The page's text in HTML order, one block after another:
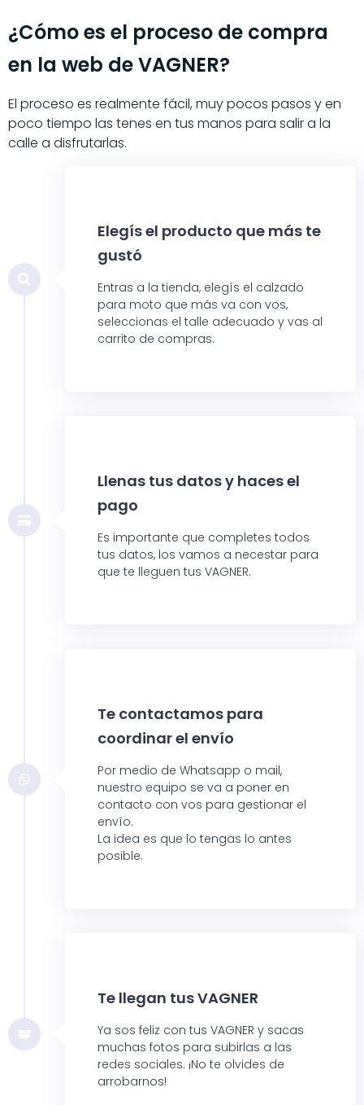
¿Cómo es el proceso de compra
en la web de VAGNER?​
El proceso es realmente fácil, muy pocos pasos y en
poco tiempo las tenes en tus manos para salir a la
calle a disfrutarlas.
Elegís el producto que más te
gustó
Entras a la tienda, elegís el calzado
para moto que más va con vos,
seleccionas el talle adecuado y vas al
carrito de compras.
Llenas tus datos y haces el
pago
Es importante que completes todos
tus datos, los vamos a necestar para
que te lleguen tus VAGNER.
Te contactamos para
coordinar el envío
Por medio de Whatsapp o mail,
nuestro equipo se va a poner en
contacto con vos para gestionar el
envío.
La idea es que lo tengas lo antes
posible.
Te llegan tus VAGNER
Ya sos feliz con tus VAGNER y sacas
muchas fotos para subirlas a las
redes sociales. ¡No te olvides de
arrobarnos!